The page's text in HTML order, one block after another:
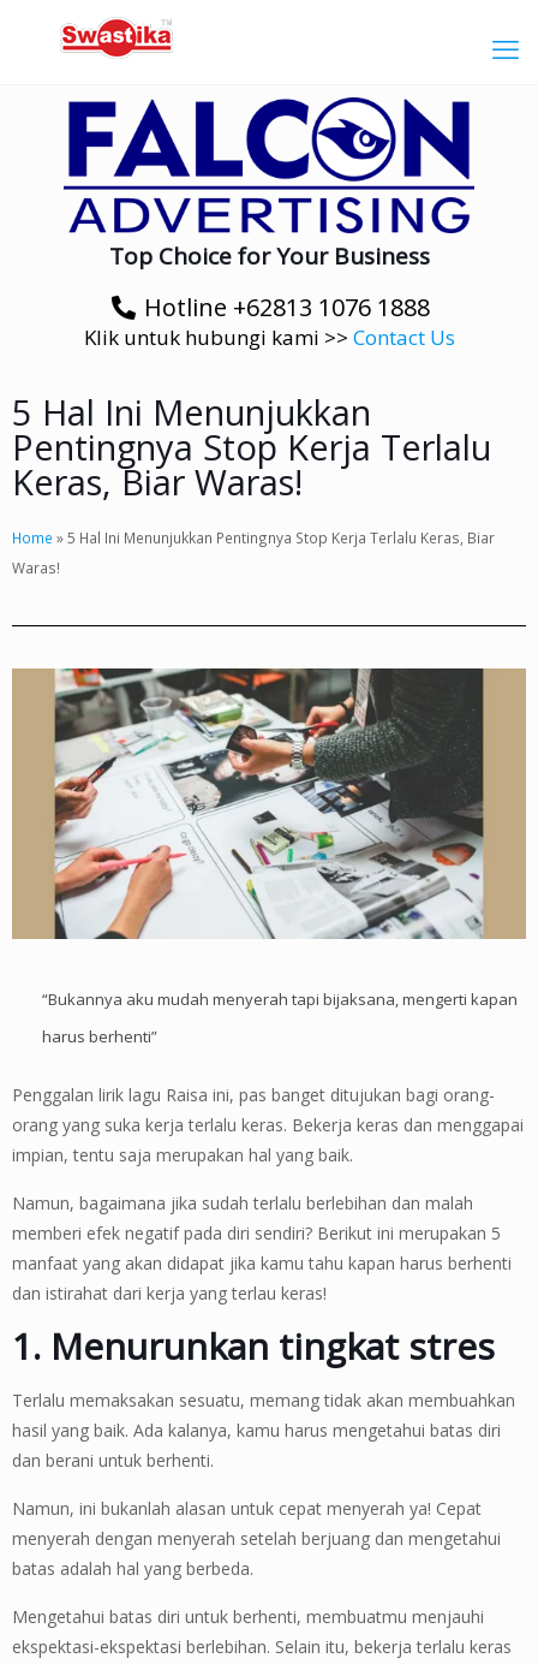
Top Choice for Your Business
Hotline +62813 1076 1888
Klik untuk hubungi kami >> Contact Us
5 Hal Ini Menunjukkan
Pentingnya Stop Kerja Terlalu
Keras, Biar Waras!
Home »5 Hal Ini Menunjukkan Pentingnya Stop Kerja Terlalu Keras, Biar
Waras!
“Bukannya aku mudah menyerah tapi bijaksana, mengerti kapan
harus berhenti”
Penggalan lirik lagu Raisa ini, pas banget ditujukan bagi orang-
orang yang suka kerja terlalu keras. Bekerja keras dan menggapai
impian, tentu saja merupakan hal yang baik.
Namun, bagaimana jika sudah terlalu berlebihan dan malah
memberi efek negatif pada diri sendiri? Berikut ini merupakan 5
manfaat yang akan didapat jika kamu tahu kapan harus berhenti
dan istirahat dari kerja yang terlau keras!
1. Menurunkan tingkat stres
Terlalu memaksakan sesuatu, memang tidak akan membuahkan
hasil yang baik. Ada kalanya, kamu harus mengetahui batas diri
dan berani untuk berhenti.
Namun, ini bukanlah alasan untuk cepat menyerah ya! Cepat
menyerah dengan menyerah setelah berjuang dan mengetahui
batas adalah hal yang berbeda.
Mengetahui batas diri untuk berhenti, membuatmu menjauhi
ekspektasi-ekspektasi berlebihan. Selain itu, bekerja terlalu keras